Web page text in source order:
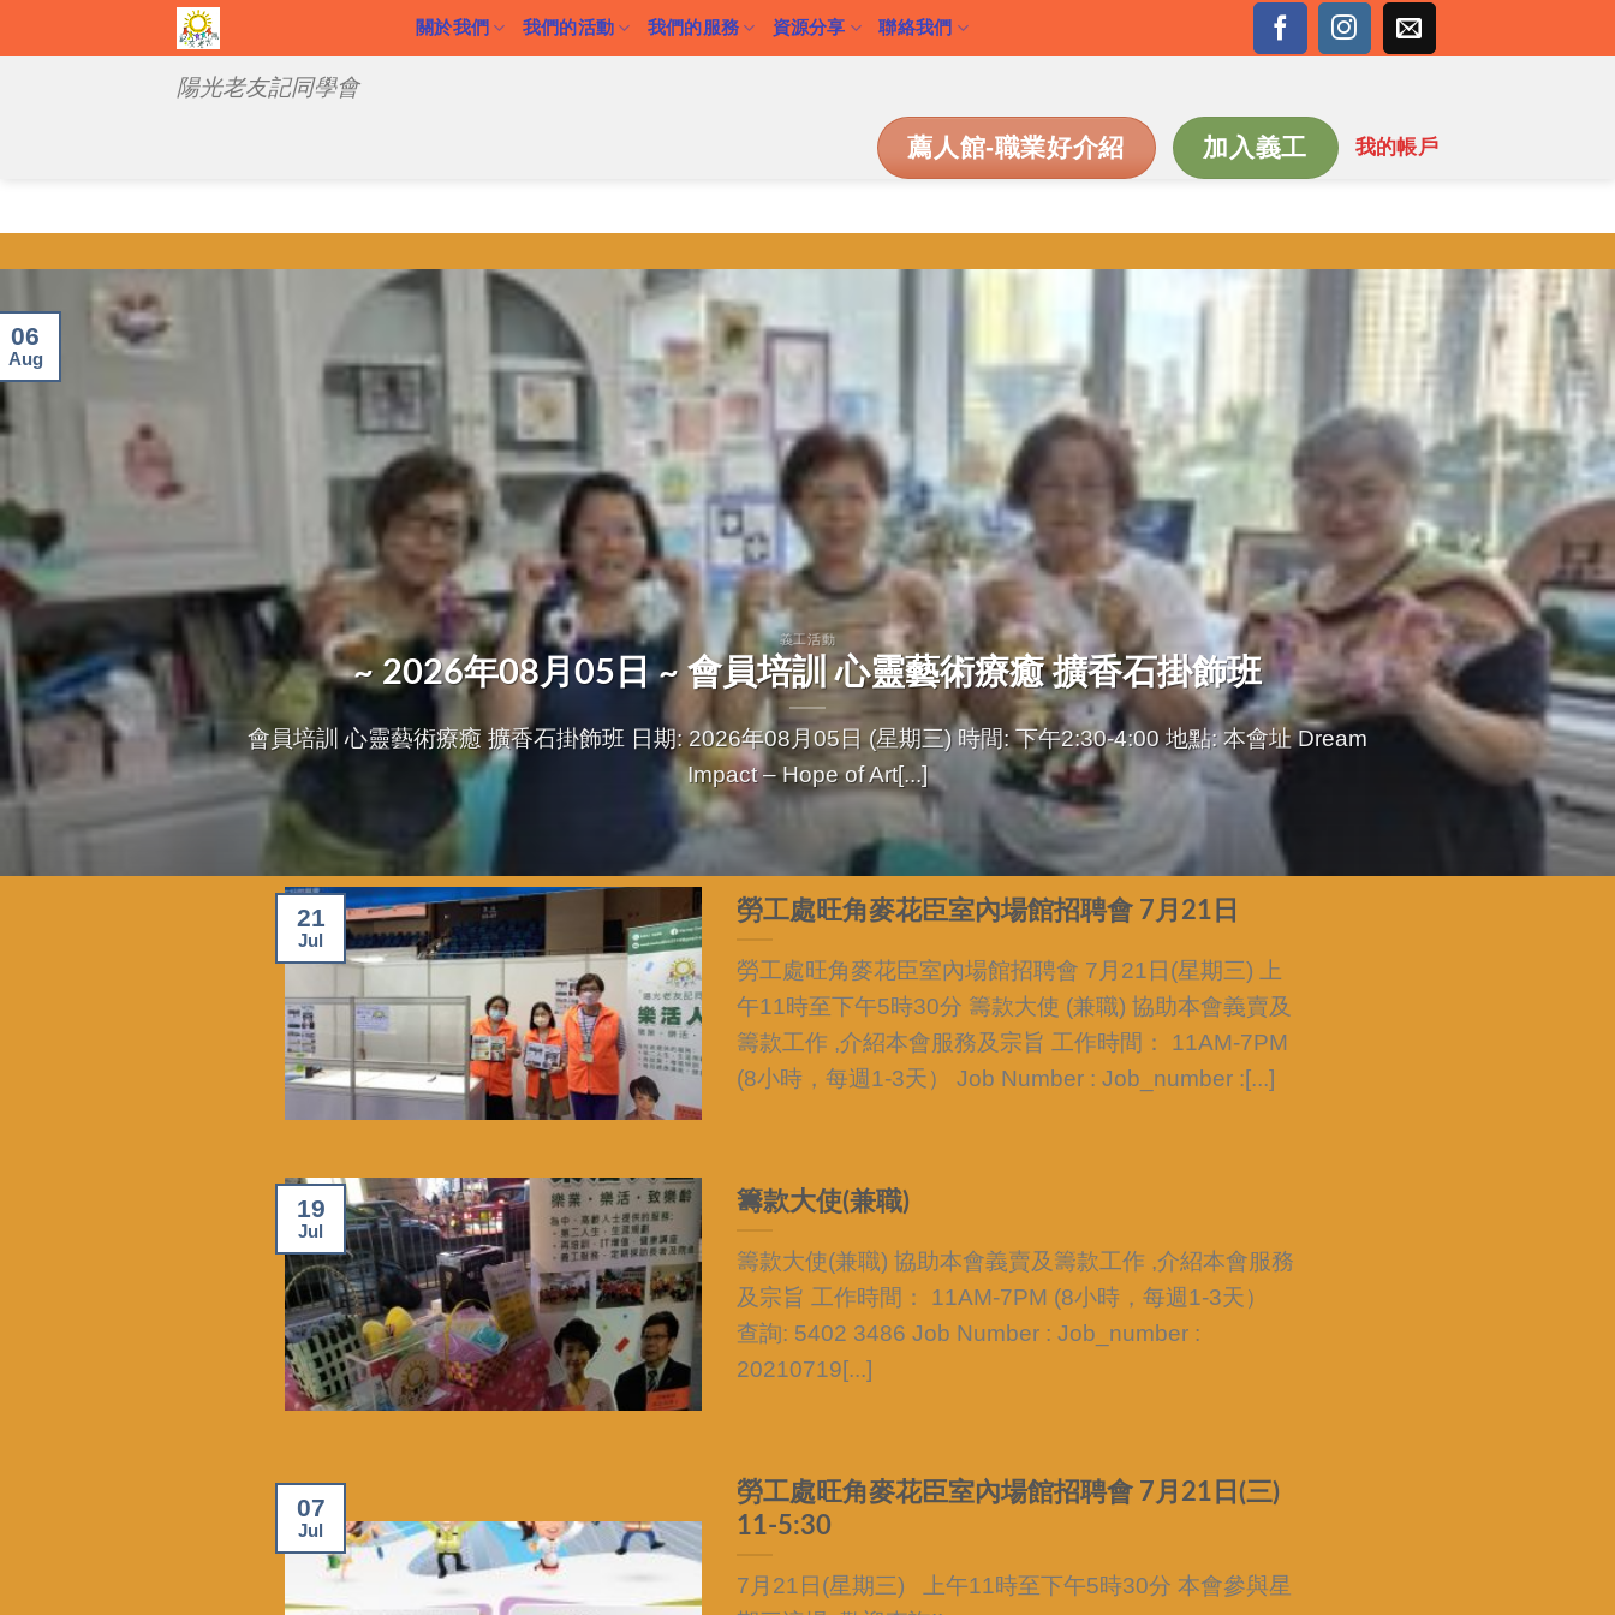
to
陽光老友記同學會
關於我們 我們的活動 我們的服務 資源分享 聯絡我們
薦人館-職業好介紹 加入義工 我的帳戶
義工活動
~ 2026年08月05日 ~ 會員培訓 心靈藝術療癒 擴香石掛飾班
會員培訓 心靈藝術療癒 擴香石掛飾班 日期: 2026年08月05日 (星期三) 時間: 下午2:30-4:00 地點: 本會址 Dream
Impact – Hope of Art[...]
06
Aug
勞工處旺角麥花臣室內場館招聘會 7月21日
勞工處旺角麥花臣室內場館招聘會 7月21日(星期三) 上
午11時至下午5時30分 籌款大使 (兼職) 協助本會義賣及
籌款工作 ,介紹本會服務及宗旨 工作時間： 11AM-7PM
(8小時，每週1-3天） Job Number : Job_number :[...]
21
Jul
籌款大使(兼職)
籌款大使(兼職) 協助本會義賣及籌款工作 ,介紹本會服務
及宗旨 工作時間： 11AM-7PM (8小時，每週1-3天）
查詢: 5402 3486 Job Number : Job_number :
20210719[...]
19
Jul
勞工處旺角麥花臣室內場館招聘會 7月21日(三)
11-5:30
7月21日(星期三) 上午11時至下午5時30分 本會參與星
07
Jul